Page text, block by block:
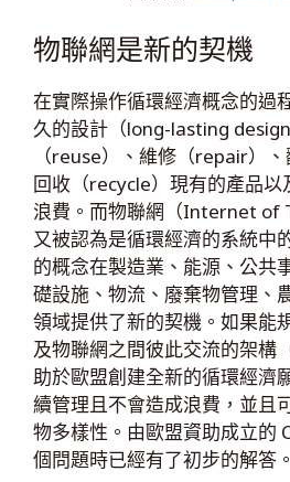
物聯網是新的契機
在實際操作循環經濟概念的過
久的設計（long-lasting
（reuse）、維修（repair）
回收（recycle）現有的產品以
浪費。而物聯網（Internet of
又被認為是循環經濟的系統中
的概念在製造業、能源、公共
礎設施、物流、廢棄物管理、
領域提供了新的契機。如果能
及物聯網之間彼此交流的架
助於歐盟創建全新的循環經濟
續管理且不會造成浪費，並且
物多樣性。由歐盟資助成立的
個問題時已經有了初步的解答。